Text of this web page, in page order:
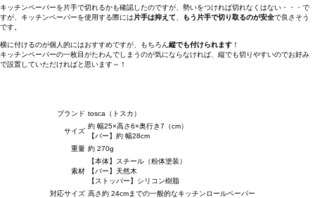
キッチンペーパーを片手で切れるかも確認したのですが、勢いをつければ切れなくはない・・・で
すが、キッチンペーパーを使用する際には 片手は抑えて もう片手で切り取るのが安全で良さそう
です。
横に付けるのが個人的にはおすすめですが、もちろん縦でも付けられます ！
キッチンペーパーの一枚目がたわんでしまうのが気にならなければ、縦でも切りやすいのでお好み
で設置していただければと思います～！
ブランド tosca（トスカ）
サイズ
約 幅25×高さ6×奥行き7（cm）
【バー】約 幅28cm
重量 約 270g
素材
【本体】スチール（粉体塗装）
【バー】天然木
【ストッパー】シリコン樹脂
対応サイズ 高さ約 24cmまでの一般的なキッチンロールペーパー